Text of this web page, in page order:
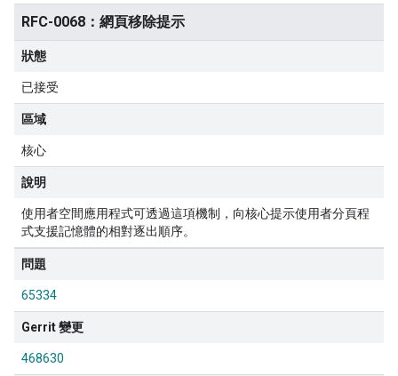
RFC-0068：網頁移除提示
狀態
已接受
區域
核心
說明
使用者空間應用程式可透過這項機制，向核心提示使用者分頁程
式支援記憶體的相對逐出順序。
問題
65334
Gerrit 變更
468630